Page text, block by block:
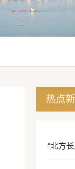
热点
“北方